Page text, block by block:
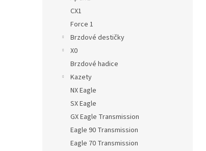
CX1
Force 1
Brzdové destičky
X0
Brzdové hadice
Kazety
NX Eagle
SX Eagle
GX Eagle Transmission
Eagle 90 Transmission
Eagle 70 Transmission